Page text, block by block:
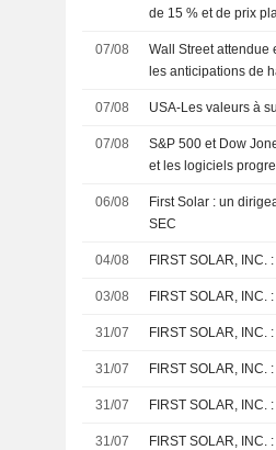
de 15 % et de prix
07/08
Wall Street attendue
les anticipations de
07/08 USA-Les valeurs à
07/08
S&P 500 et Dow
et les logiciels
06/08
First Solar : un
SEC
04/08
03/08
31/07
31/07
31/07
31/07